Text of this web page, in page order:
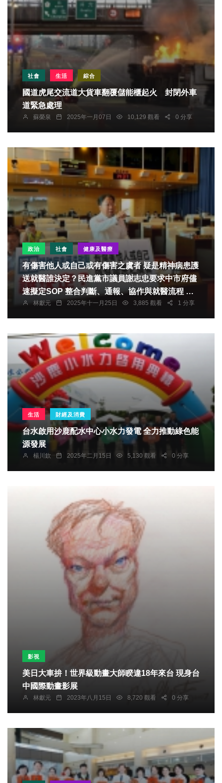
社會 生活 綜合
國道虎尾交流道大貨車翻覆儲能櫃起火 封閉外車
道緊急處理
蘇榮泉 2025年一月07日 10,129 觀看 0 分享
政治 社會 健康及醫療
有傷害他人或自己或有傷害之虞者 疑是精神病患護
送就醫誰決定？民進黨市議員謝志忠要求中市府儘
速擬定SOP 整合判斷、通報、協作與就醫流程 讓
第一線人員有明確依循
林獻元 2025年十一月25日 3,885 觀看 1 分享
生活 財經及消費
台水啟用沙鹿配水中心小水力發電 全力推動綠色能
源發展
楊川欽 2025年二月15日 5,130 觀看 0 分享
影視
美日大車拚！世界級動畫大師睽違18年來台 現身台
中國際動畫影展
林獻元 2023年八月15日 8,720 觀看 0 分享